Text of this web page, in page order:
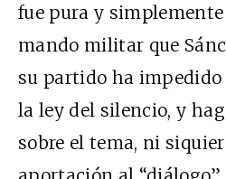
fue pura y
mando militar que
su partido ha
la ley del silencio, y
sobre el tema, ni